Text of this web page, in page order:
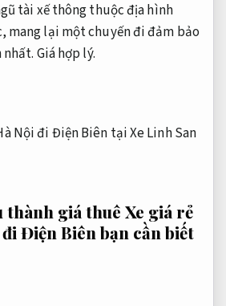
tài xế thông thuộc địa hình
mang lại một chuyến đi đảm bảo
nhất. Giá hợp lý.
thành giá thuê Xe giá rẻ
đi Điện Biên bạn cần biết